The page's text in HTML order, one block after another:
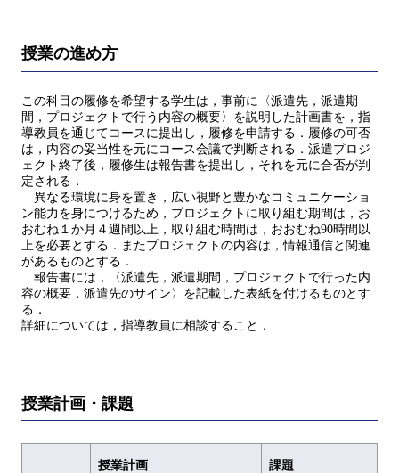
授業の進め方
この科目の履修を希望する学生は，事前に〈派遣先，派遣期
間，プロジェクトで行う内容の概要〉を説明した計画書を，指
導教員を通じてコースに提出し，履修を申請する．履修の可否
は，内容の妥当性を元にコース会議で判断される．派遣プロジ
ェクト終了後，履修生は報告書を提出し，それを元に合否が判
定される．
異なる環境に身を置き，広い視野と豊かなコミュニケーショ
ン能力を身につけるため，プロジェクトに取り組む期間は，お
おむね１か月４週間以上，取り組む時間は，おおむね90時間以
上を必要とする．またプロジェクトの内容は，情報通信と関連
があるものとする．
報告書には，〈派遣先，派遣期間，プロジェクトで行った内
容の概要，派遣先のサイン〉を記載した表紙を付けるものとす
る．
詳細については，指導教員に相談すること．
授業計画・課題
授業計画 課題